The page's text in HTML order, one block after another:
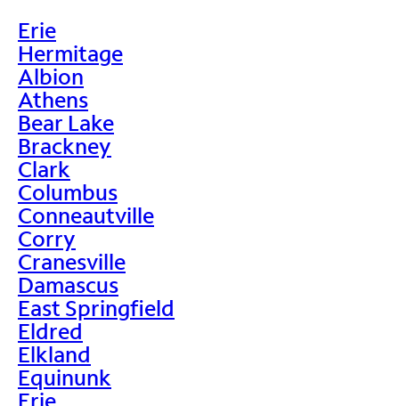
Erie
Hermitage
Albion
Athens
Bear Lake
Brackney
Clark
Columbus
Conneautville
Corry
Cranesville
Damascus
East Springfield
Eldred
Elkland
Equinunk
Erie